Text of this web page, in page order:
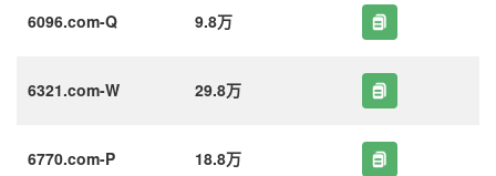
6096.com-Q 9.8万
6321.com-W 29.8万
6770.com-P 18.8万